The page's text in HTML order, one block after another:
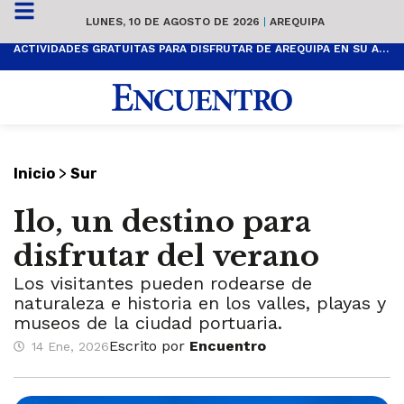
LUNES, 10 DE AGOSTO DE 2026 | AREQUIPA
ACTIVIDADES GRATUITAS PARA DISFRUTAR DE AREQUIPA EN SU ANIVERSARIO
Inicio > Sur
Ilo, un destino para
disfrutar del verano
Los visitantes pueden rodearse de
naturaleza e historia en los valles, playas y
museos de la ciudad portuaria.
14 Ene, 2026Escrito por Encuentro